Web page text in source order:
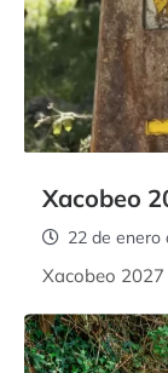
Xacobeo
22 de enero
Xacobeo 2027